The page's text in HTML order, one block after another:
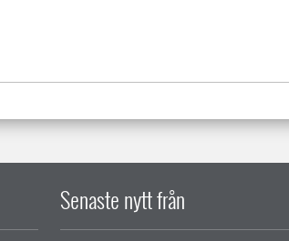
Senaste nytt från